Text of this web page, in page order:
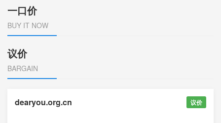
一口价
BUY IT NOW
议价
BARGAIN
dearyou.org.cn 议价